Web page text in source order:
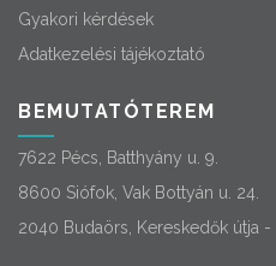
Gyakori kérdések
Adatkezelési tájékoztató
BEMUTATÓTEREM
7622 Pécs, Batthyány u. 9.
8600 Siófok, Vak Bottyán u. 24.
2040 Budaörs, Kereskedők útja